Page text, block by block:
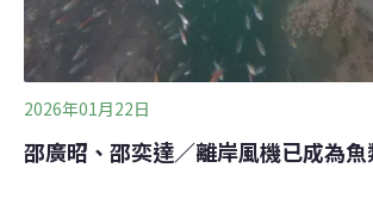
2026年01月22日
邵廣昭、邵奕達／離岸風機已成為